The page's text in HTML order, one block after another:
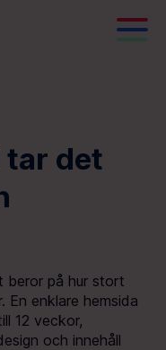
tar det
beror på hur stort
En enklare hemsida
12 veckor,
och innehåll